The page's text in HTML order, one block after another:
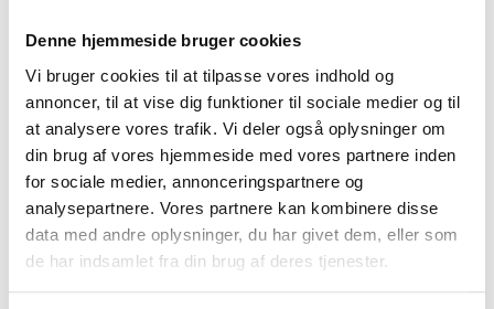
Denne hjemmeside bruger cookies
Vi bruger cookies til at tilpasse vores indhold og
annoncer, til at vise dig funktioner til sociale medier og til
at analysere vores trafik. Vi deler også oplysninger om
din brug af vores hjemmeside med vores partnere inden
for sociale medier, annonceringspartnere og
analysepartnere. Vores partnere kan kombinere disse
data med andre oplysninger, du har givet dem, eller som
de har indsamlet fra din brug af deres tjenester.
naturlige olier giver en skinnende pels.
✔Reducerer fældning– Mindsker mængden af løse
hår i hjemmet.
✔Forhindrer sammenfiltring– Gør pelsplejen lettere
og forhindrer knuder.
Vores udvalg af trimmeværktøjer
Vi tilbyder blandt andet trimmeknive og
trimmefingerbøl, der gør trimningen effektiv og
skånsom for din hund. Sortimentet opdateres løbende,